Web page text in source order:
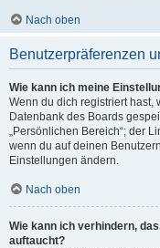
Nach oben
Benutzerpräferenzen
Wie kann ich meine
Wenn du dich registriert
Datenbank des Boards
„Persönlichen Bereich“; der
wenn du auf deinen
Einstellungen ändern.
Nach oben
Wie kann ich verhindern,
auftaucht?